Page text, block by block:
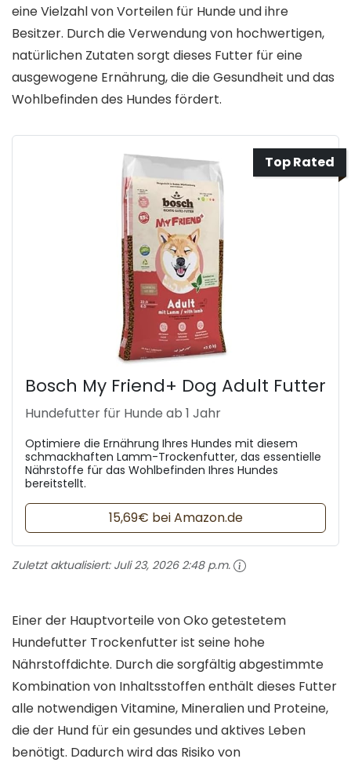
eine Vielzahl von Vorteilen für Hunde und ihre
Besitzer. Durch die Verwendung von hochwertigen,
natürlichen Zutaten sorgt dieses Futter für eine
ausgewogene Ernährung, die die Gesundheit und das
Wohlbefinden des Hundes fördert.
Top Rated
Bosch My Friend+ Dog Adult Futter
Hundefutter für Hunde ab 1 Jahr
Optimiere die Ernährung Ihres Hundes mit diesem
schmackhaften Lamm-Trockenfutter, das essentielle
Nährstoffe für das Wohlbefinden Ihres Hundes
bereitstellt.
15,69€ bei Amazon.de
Zuletzt aktualisiert: Juli 23, 2026 2:48 p.m.
Einer der Hauptvorteile von Oko getestetem
Hundefutter Trockenfutter ist seine hohe
Nährstoffdichte. Durch die sorgfältig abgestimmte
Kombination von Inhaltsstoffen enthält dieses Futter
alle notwendigen Vitamine, Mineralien und Proteine,
die der Hund für ein gesundes und aktives Leben
benötigt. Dadurch wird das Risiko von